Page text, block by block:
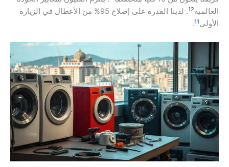
العالمية12
. لدينا القدرة على إصلاح 95% من الأعطال في الزيارة
الأولى11
.